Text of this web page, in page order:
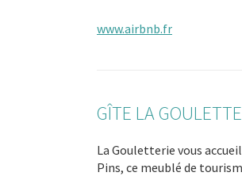
www.airbnb.fr
GÎTE LA
La Gouletterie vous
Pins, ce meublé de